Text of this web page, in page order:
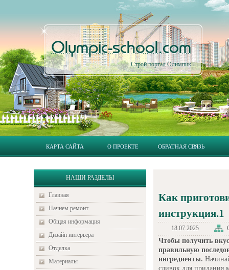
Olympic-school.com
Строй портал Олимпик
КАРТА САЙТА О ПРОЕКТЕ ОБРАТНАЯ СВЯЗЬ
НАШИ РАЗДЕЛЫ
Главная
Начнем ремонт
Общая информация
Дизайн интерьера
Отделка
Материалы
Как
инструкция.1
18.07.2025
Чтобы получить
правильную
ингредиенты.
сливок для придания